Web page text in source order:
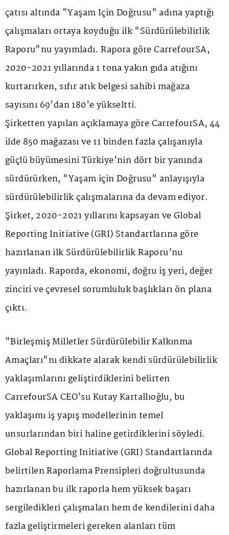
çatısı altında "Yaşam İçin Doğrusu" adına yaptığı
çalışmaları ortaya koyduğu ilk "Sürdürülebilirlik
Raporu"nu yayımladı. Rapora göre CarrefourSA,
2020-2021 yıllarında 1 tona yakın gıda atığını
kurtarırken, sıfır atık belgesi sahibi mağaza
sayısını 69'dan 180'e yükseltti.
Şirketten yapılan açıklamaya göre CarrefourSA, 44
ilde 850 mağazası ve 11 binden fazla çalışanıyla
güçlü büyümesini Türkiye'nin dört bir yanında
sürdürürken, "Yaşam için Doğrusu" anlayışıyla
sürdürülebilirlik çalışmalarına da devam ediyor.
Şirket, 2020-2021 yıllarını kapsayan ve Global
Reporting Initiative (GRI) Standartlarına göre
hazırlanan ilk Sürdürülebilirlik Raporu'nu
yayınladı. Raporda, ekonomi, doğru iş yeri, değer
zinciri ve çevresel sorumluluk başlıkları ön plana
çıktı.
"Birleşmiş Milletler Sürdürülebilir Kalkınma
Amaçları"nı dikkate alarak kendi sürdürülebilirlik
yaklaşımlarını geliştirdiklerini belirten
CarrefourSA CEO'su Kutay Kartallıoğlu, bu
yaklaşımı iş yapış modellerinin temel
unsurlarından biri haline getirdiklerini söyledi.
Global Reporting Initiative (GRI) Standartlarında
belirtilen Raporlama Prensipleri doğrultusunda
hazırlanan bu ilk raporla hem yüksek başarı
sergiledikleri çalışmaları hem de kendilerini daha
fazla geliştirmeleri gereken alanları tüm